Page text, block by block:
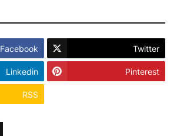
Facebook Twitter
Linkedin Pinterest
RSS